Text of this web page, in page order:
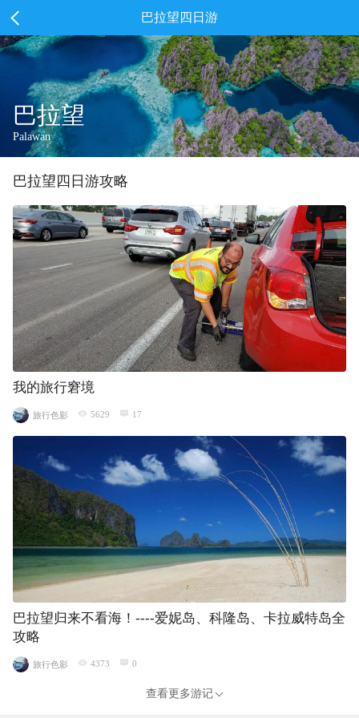
巴拉望四日游
巴拉望
Palawan
巴拉望 四 日游攻略
我的旅行窘境
旅行色影 5629 17
巴拉望归来不看海！----爱妮岛、科隆岛、卡拉威特岛全
攻略
旅行色影 4373 0
查看更多游记